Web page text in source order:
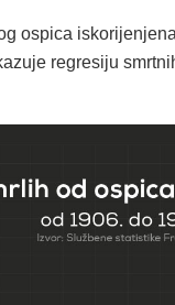
ospica
regresiju